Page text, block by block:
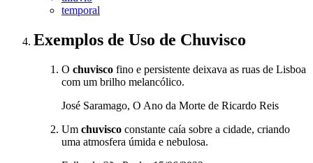
temporal
Exemplos de Uso de Chuvisco
O chuvisco fino e persistente deixava as ruas de Lisboa
com um brilho melancólico.
José Saramago, O Ano da Morte de Ricardo Reis
Um chuvisco constante caía sobre a cidade, criando
uma atmosfera úmida e nebulosa.